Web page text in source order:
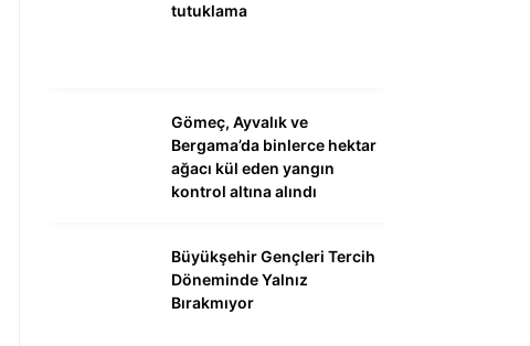
tutuklama
Gömeç, Ayvalık ve
Bergama’da binlerce hektar
ağacı kül eden yangın
kontrol altına alındı
Büyükşehir Gençleri Tercih
Döneminde Yalnız
Bırakmıyor